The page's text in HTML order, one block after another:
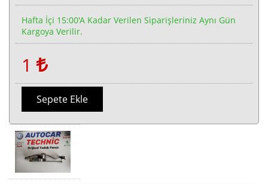
Hafta İçi 15:00'a Kadar Verilen Siparişleriniz Aynı Gün
Kargoya Verilir.
1
Sepete Ekle